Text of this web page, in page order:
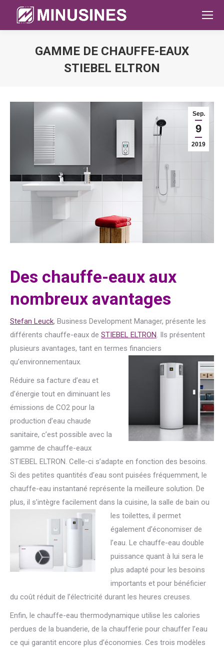
GAMME DE CHAUFFE-EAUX
STIEBEL ELTRON
Sep.
9
2019
Des chauffe-eaux aux
nombreux avantages
Stefan Leuck, Business Development Manager, présente les
différents chauffe-eaux de STIEBEL ELTRON. Ils présentent
plusieurs avantages, tant en termes financiers
qu’environnementaux.
Réduire sa facture d’eau et
d’énergie tout en diminuant les
émissions de CO2 pour la
production d’eau chaude
sanitaire, c’est possible avec la
gamme de chauffe-eaux
STIEBEL ELTRON. Celle-ci s’adapte en fonction des besoins.
Si des petites quantités d’eau sont puisées fréquemment, le
chauffe-eau instantané représente la meilleure solution. De
plus, il s’intègre facilement dans la cuisine, la sal le de bain ou
les toilettes, il permet
également d’économiser de
l’eau. Le chauffe-eau double
puissance quant à lui sera le
plus adapté pour les besoins
importants et pour bénéficier
du coût réduit de l’électricité durant les heures creuses.
Enfin, le chauffe-eau thermodynamique utilise les calories
perdues de la buanderie, de la chaufferie pour chauffer l’eau
ce qui garantit encore plus d’économies. Ces trois modèles